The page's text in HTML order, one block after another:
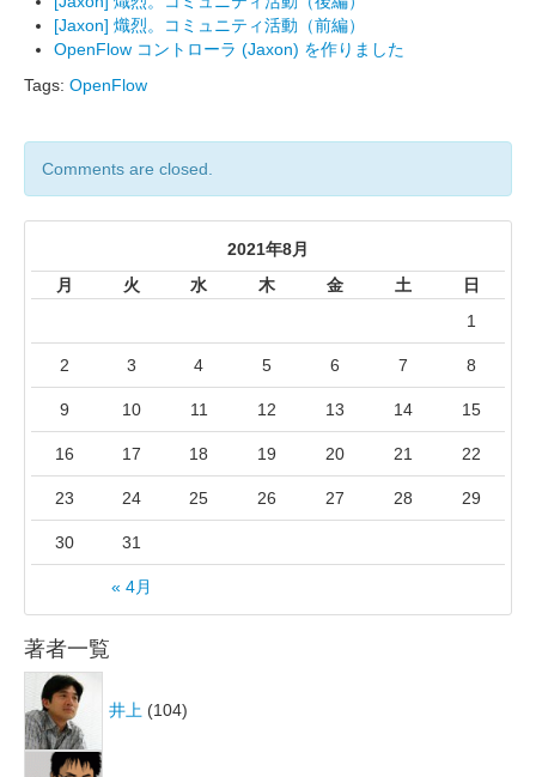
[Jaxon] 熾烈。コミュニティ活動（前編）
OpenFlow コントローラ (Jaxon) を作りました
Tags: OpenFlow
Comments are closed.
2021年8月
月
火 水 木 金 土 日
« 4月
1
2 3 4 5 6 7 8
9 10 11 12 13 14 15
16 17 18 19 20 21 22
23 24 25 26 27 28 29
30 31
著者一覧
井上 (104)